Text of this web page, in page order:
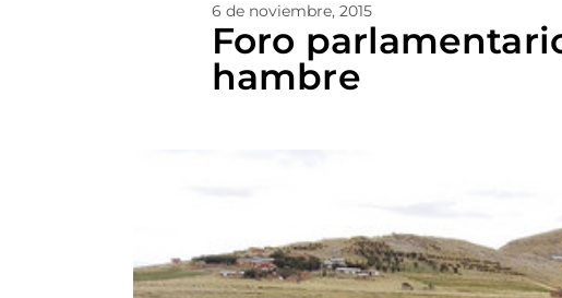
6 de noviembre, 2015
Foro
hambre